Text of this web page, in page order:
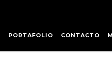
PORTAFOLIO CONTACTO